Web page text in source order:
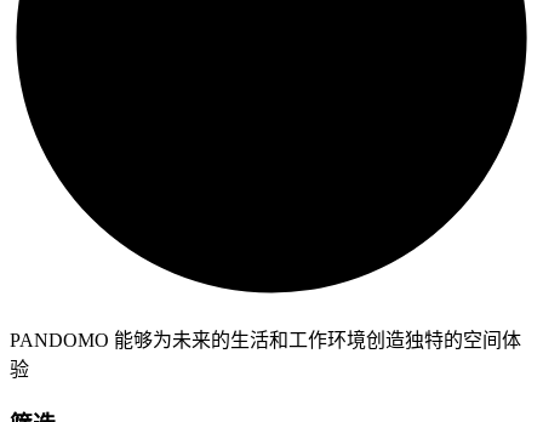
PANDOMO 能够为未来的生活和工作环境创造独特的空间体
验